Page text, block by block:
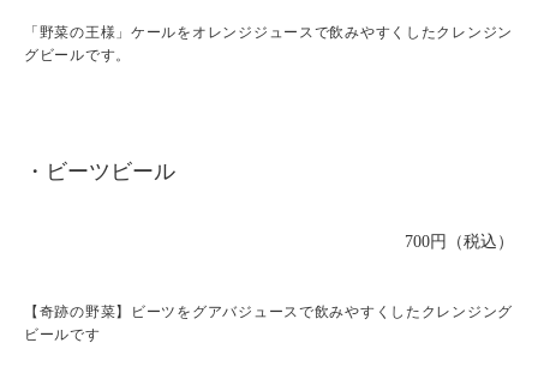
「野菜の王様」ケールをオレンジジュースで飲みやすくしたクレンジン
グビールです。
・ビーツビール
700円（税込）
【奇跡の野菜】ビーツをグアバジュースで飲みやすくしたクレンジング
ビールです